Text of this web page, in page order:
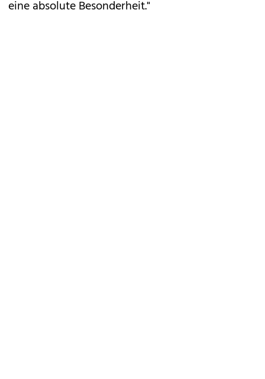
eine absolute Besonderheit."